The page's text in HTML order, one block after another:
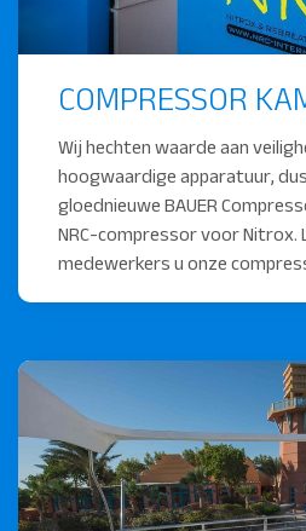
COMPRESSOR
Wij hechten waarde aan
hoogwaardige apparatuur,
gloednieuwe BAUER
NRC-compressor voor Nitrox.
medewerkers u onze